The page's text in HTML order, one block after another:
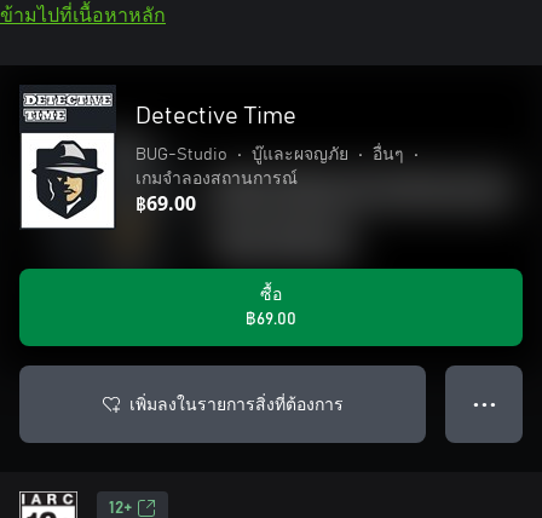
ข้ามไปที่เนื้อหาหลัก
Detective Time
BUG-Studio • บู๊และผจญภัย • อื่นๆ
•
เกมจำลองสถานการณ์
฿69.00
ซื้อ
฿69.00
เพิ่มลงในรายการสิ่งที่ต้องการ ● ● ●
12+